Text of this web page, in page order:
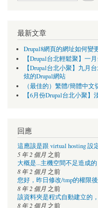
最新文章
Drupal8網頁的網址如何變
【Drupal台北輕鬆聚】一
【Drupal台北小聚】九月
炫的Drupal網站
（最佳的）繁體/簡體中文
【6月份Drupal台北小聚
回應
這應該是跟 virtual hosting 設
5 年 2 個月 之前
大概是...主機空間不足造成的
8 年 2 個月 之前
您好，昨日修改/tmp的權限
8 年 2 個月 之前
該資料夾是程式自動建立的
8 年 2 個月 之前